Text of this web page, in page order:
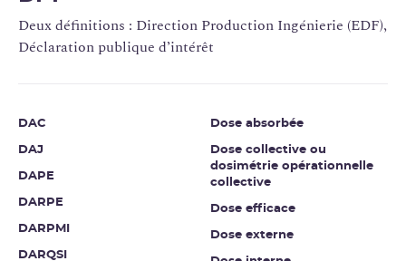
Deux définitions : Direction Production Ingénierie (EDF),
Déclaration publique d’intérêt
DAC
DAJ
DAPE
DARPE
DARPMI
DARQSI
Dose absorbée
Dose collective ou
dosimétrie opérationnelle
collective
Dose efficace
Dose externe